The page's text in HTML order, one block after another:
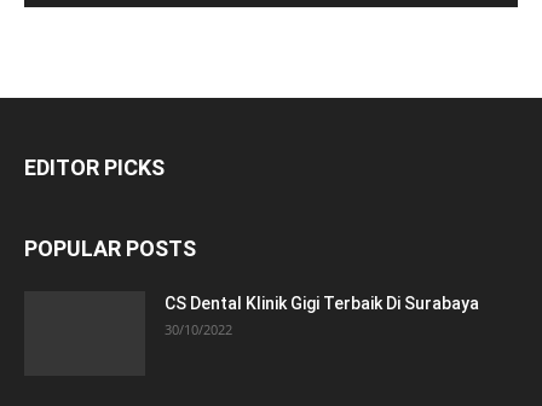
EDITOR PICKS
POPULAR POSTS
CS Dental Klinik Gigi Terbaik Di Surabaya
30/10/2022